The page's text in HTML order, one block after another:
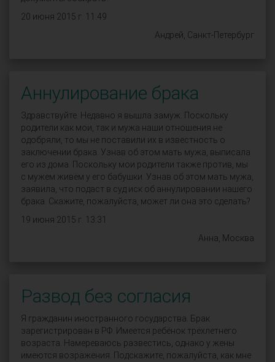
20 июня 2015 г. 11:49
Андрей, Санкт-Петербург
Аннулирование брака
Здравствуйте. Недавно я вышла замуж. Поскольку
родители как мои, так и мужа наши отношения не
одобряли, то мы не поставили их в известность о
заключении брака. Узнав об этом мать мужа, выписала
его из дома. Поскольку мои родители также против, мы
с мужем живём у его бабушки. Узнав об этом мать мужа,
заявила, что подаст в суд иск об аннулировании нашего
брака. Скажите, пожалуйста, может ли она это сделать?
19 июня 2015 г. 13:31
Анна, Москва
Развод без согласия
Я гражданин иностранного государства. Брак
зарегистрирован в РФ. Имеется ребёнок трёхлетнего
возраста. Намереваюсь развестись, однако у жены
имеются возражения. Подскажите, пожалуйста, как мне